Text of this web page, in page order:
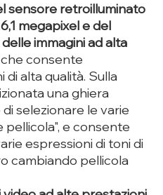
sensore retroilluminato
megapixel e del
immagini ad alta
che consente
di alta qualità. Sulla
una ghiera
selezionare le varie
pellicola", e consente
espressioni di toni di
cambiando pellicola